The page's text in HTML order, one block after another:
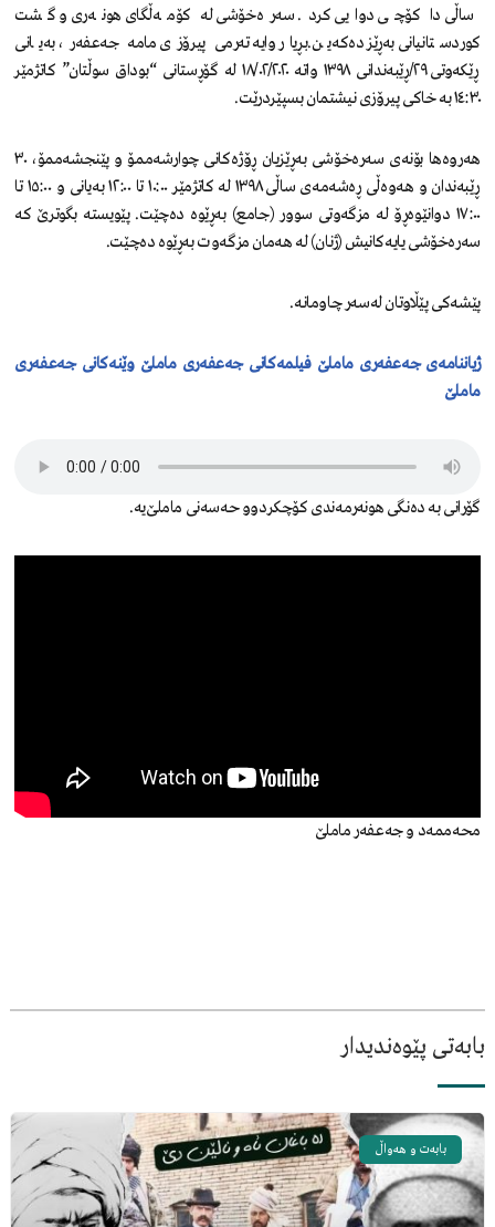
ساڵی دا کۆچی دوایی کرد. سەرەخۆشی لە کۆمەڵگای هونەری و گشت
کوردستانیانی بەڕێز دەکەین.بڕیار وایە تەرمی پیرۆزی مامە جەعفەر، بەیانی
ڕێکەوتی ٢٩/ڕێبەندانی ١٣٩٨ واتە ١٨/٠٢/٢٠٢٠ لە گۆڕستانی “بوداق سوڵتان” کاتژمێر
١٤:٣٠ بە خاکی پیرۆزی نیشتمان بسپێردرێت.
هەروەها بۆنەی سەرەخۆشی بەڕێزیان ڕۆژەکانی چوارشەممۆ و پێنجشەممۆ، ٣٠
ڕێبەندان و هەوەڵی ڕەشەمەی ساڵی ١٣٩٨ لە کاتژمێر ١٠:٠٠ تا ١٢:٠٠ بەیانی و ١٥:٠٠ تا
١٧:٠٠ دوانێوەڕۆ لە مزگەوتی سوور (جامع) بەڕێوە دەچێت. پێویستە بگوترێ کە
سەرەخۆشی یایەکانیش (ژنان) لە هەمان مزگەوت بەڕێوە دەچێت.
پێشەکی پێڵاوتان لەسەر چاومانە.
ژیاننامەی جەعفەری ماملێ فیلمەکانی جەعفەری ماملێ وێنەکانی جەعفەری
ماملێ
گۆرانی بە دەنگی هونەرمەندی کۆچکردوو حەسەنی ماملێ‌یە.
محەممەد و جەعفەر ماملێ
بابەتی پێوەندیدار
بابەت و هەواڵ